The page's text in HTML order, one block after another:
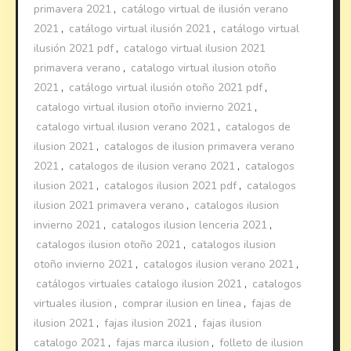
primavera 2021 , catálogo virtual de ilusión verano
2021 , catálogo virtual ilusión 2021 , catálogo virtual
ilusión 2021 pdf , catalogo virtual ilusion 2021
primavera verano , catalogo virtual ilusion otoño
2021 , catálogo virtual ilusión otoño 2021 pdf ,
catalogo virtual ilusion otoño invierno 2021 ,
catalogo virtual ilusion verano 2021 , catalogos de
ilusion 2021 , catalogos de ilusion primavera verano
2021 , catalogos de ilusion verano 2021 , catalogos
ilusion 2021 , catalogos ilusion 2021 pdf , catalogos
ilusion 2021 primavera verano , catalogos ilusion
invierno 2021 , catalogos ilusion lenceria 2021 ,
catalogos ilusion otoño 2021 , catalogos ilusion
otoño invierno 2021 , catalogos ilusion verano 2021 ,
catálogos virtuales catalogo ilusion 2021 , catalogos
virtuales ilusion , comprar ilusion en linea , fajas de
ilusion 2021 , fajas ilusion 2021 , fajas ilusion
catalogo 2021 , fajas marca ilusion , folleto de ilusion